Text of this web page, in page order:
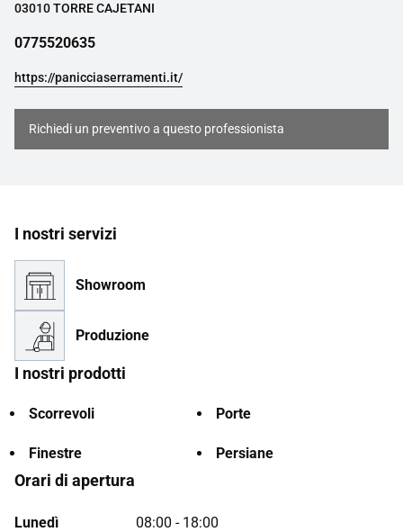
03010 TORRE CAJETANI
0775520635
https://panicciaserramenti.it/
Richiedi un preventivo a questo professionista
I nostri servizi
Showroom
Produzione
I nostri prodotti
Scorrevoli Porte
Finestre Persiane
Orari di apertura
Lunedì
08:00 - 18:00